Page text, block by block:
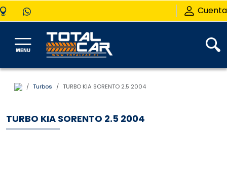
Cuenta
Turbos TURBO KIA SORENTO 2.5 2004
TURBO KIA SORENTO 2.5 2004